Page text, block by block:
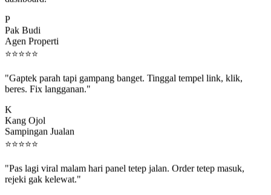
Pak Budi
Agen Properti
⭐⭐⭐⭐⭐
beres. Fix langganan."
Kang Ojol
Sampingan Jualan
⭐⭐⭐⭐⭐
rejeki gak kelewat."